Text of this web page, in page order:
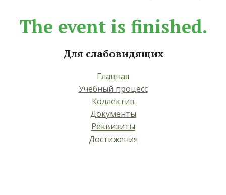
The event is finished.
Для слабовидящих
Главная
Учебный процесс
Коллектив
Документы
Реквизиты
Достижения